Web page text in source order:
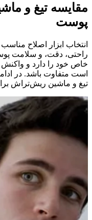
مقایسه تیغ و
پوست
انتخاب ابزار اصلاح
راحتی، دقت، و سلامت
خاص خود را دارد و
است متفاوت باشد. در
تیغ و ماشین ریش‌تراش